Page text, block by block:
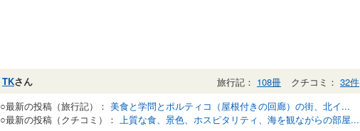
TKさん 旅行記： 108冊 クチコミ： 32件
○最新の投稿（旅行記）： 美食と学問とポルティコ（屋根付きの回廊）の街、北イ...
○最新の投稿（クチコミ）： 上質な食、景色、ホスピタリティ、海を観ながらの部屋...